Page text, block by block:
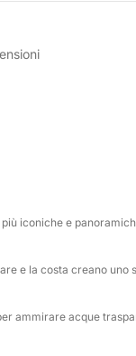
e
per una
Atlantis Bay,
tappa
alla
sono
completa
iconiche e
e la costa creano uno
ammirare acque